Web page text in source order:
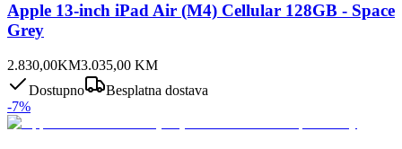
Apple 13-inch iPad Air (M4) Cellular 128GB - Space
Grey
2.830,00KM3.035,00 KM
Dostupno
Besplatna dostava
-7%